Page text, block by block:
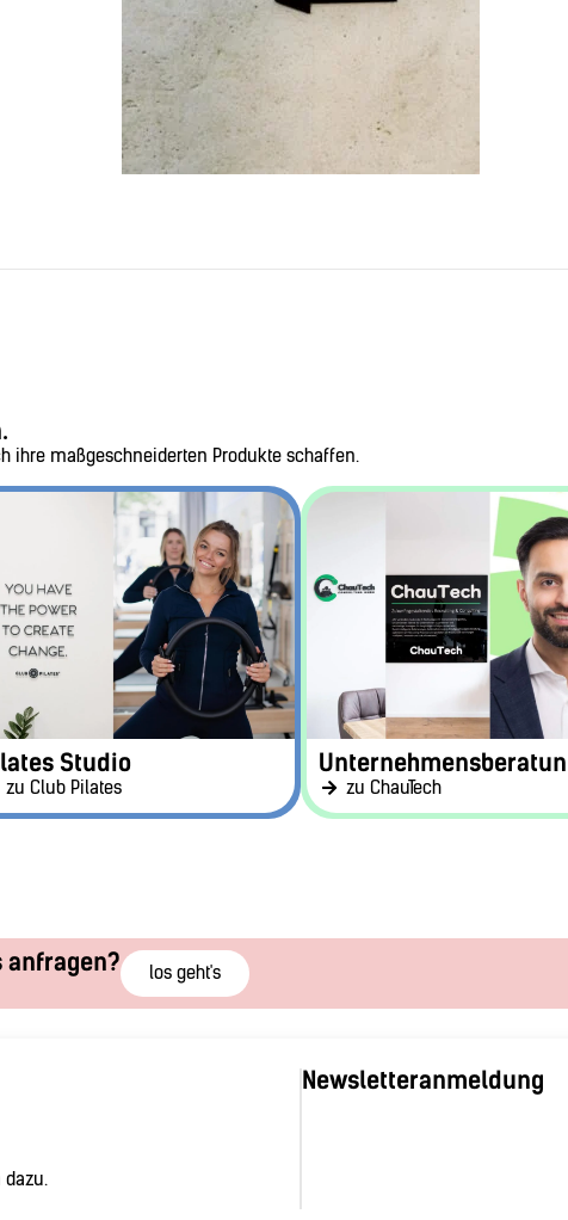
ihre maßgeschneiderten Produkte schaffen.
Studio
zu Club Pilates zu ChauTech
anfragen? los geht's
dazu.
Newsletteranmeldung